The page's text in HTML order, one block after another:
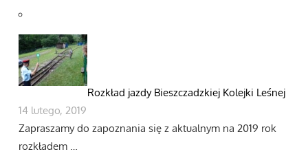
Rozkład jazdy Bieszczadzkiej Kolejki Leśnej
14 lutego, 2019
Zapraszamy do zapoznania się z aktualnym na 2019 rok
rozkładem …